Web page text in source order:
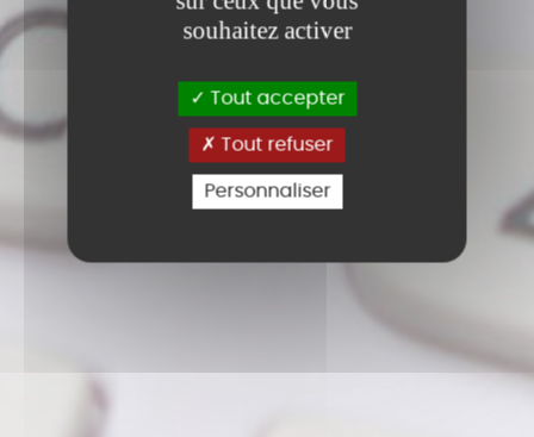
souhaitez activer
Tout accepter
Tout refuser
Personnaliser